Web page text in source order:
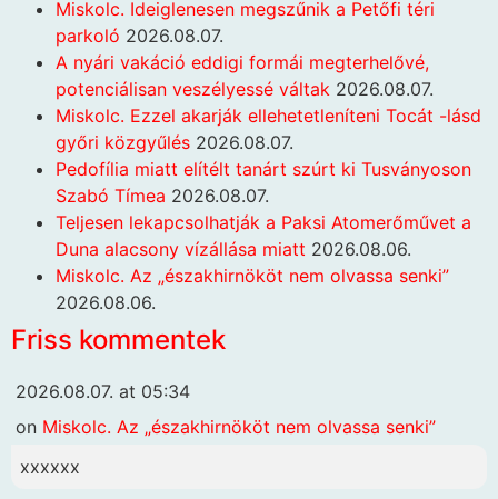
Miskolc. Ideiglenesen megszűnik a Petőfi téri
parkoló 2026.08.07.
A nyári vakáció eddigi formái megterhelővé,
potenciálisan veszélyessé váltak 2026.08.07.
Miskolc. Ezzel akarják ellehetetleníteni Tocát -lásd
győri közgyűlés 2026.08.07.
Pedofília miatt elítélt tanárt szúrt ki Tusványoson
Szabó Tímea 2026.08.07.
Teljesen lekapcsolhatják a Paksi Atomerőművet a
Duna alacsony vízállása miatt 2026.08.06.
Miskolc. Az „északhirnököt nem olvassa senki”
2026.08.06.
Friss kommentek
2026.08.07. at 05:34
on Miskolc. Az „északhirnököt nem olvassa senki”
xxxxxx